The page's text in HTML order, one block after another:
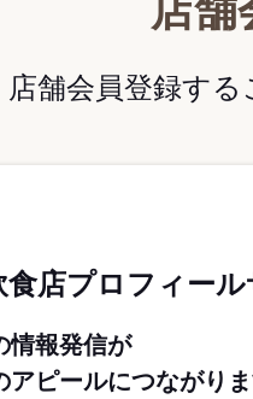
店舗会員登録す
食店プロフィー
情報発信が
ピールにつながりま